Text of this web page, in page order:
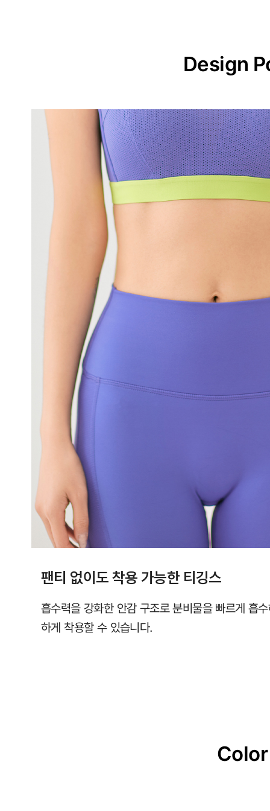
Design
팬티 없이도 착용 가능한 티깅스
흡수력을 강화한 안감 구조로 분비물을 빠르게 흡
하게 착용할 수 있습니다.
Color